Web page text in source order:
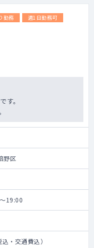
勤務
週1日勤務可
す。
野区
19:00
・交通費込）